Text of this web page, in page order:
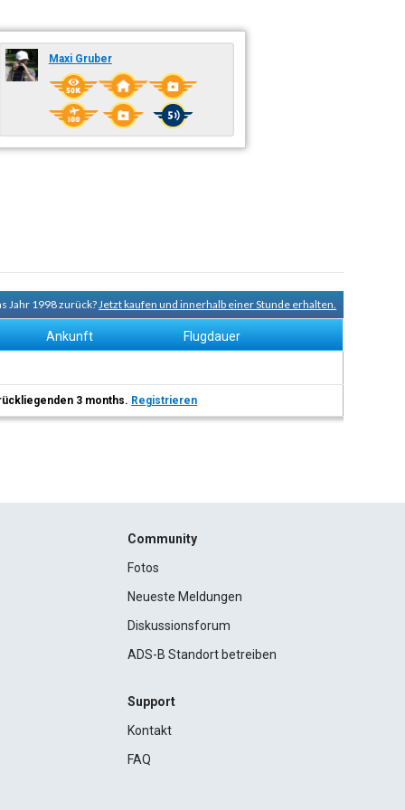
Maxi Gruber
Jahr 1998 zurück?Jetzt kaufen und innerhalb einer Stunde erhalten.
Ankunft Flugdauer
3 months. Registrieren
Community
Fotos
Neueste Meldungen
Diskussionsforum
ADS-B Standort betreiben
Support
Kontakt
FAQ